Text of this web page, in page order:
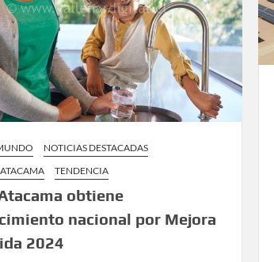
NOTICIAS DESTACADAS
TENDENCIA
obtiene
nacional por Mejora
2024